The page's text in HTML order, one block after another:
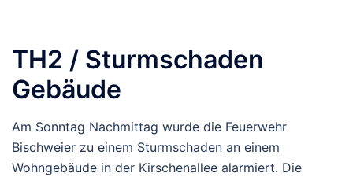
TH2 / Sturmschaden
Gebäude
Am Sonntag Nachmittag wurde die Feuerwehr
Bischweier zu einem Sturmschaden an einem
Wohngebäude in der Kirschenallee alarmiert. Die